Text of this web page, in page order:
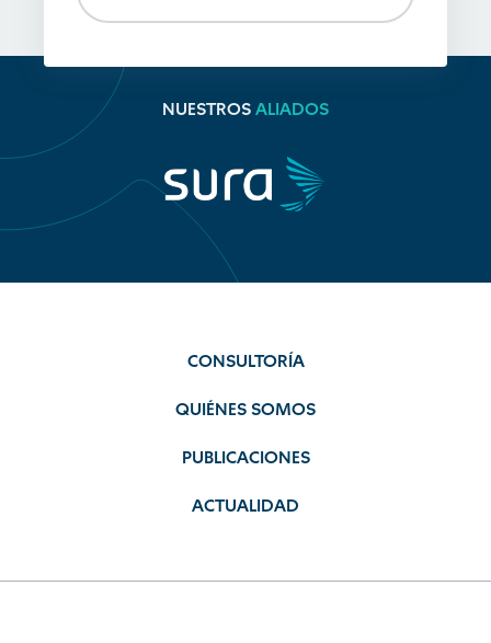
NUESTROS ALIADOS
CONSULTORÍA
QUIÉNES SOMOS
PUBLICACIONES
ACTUALIDAD